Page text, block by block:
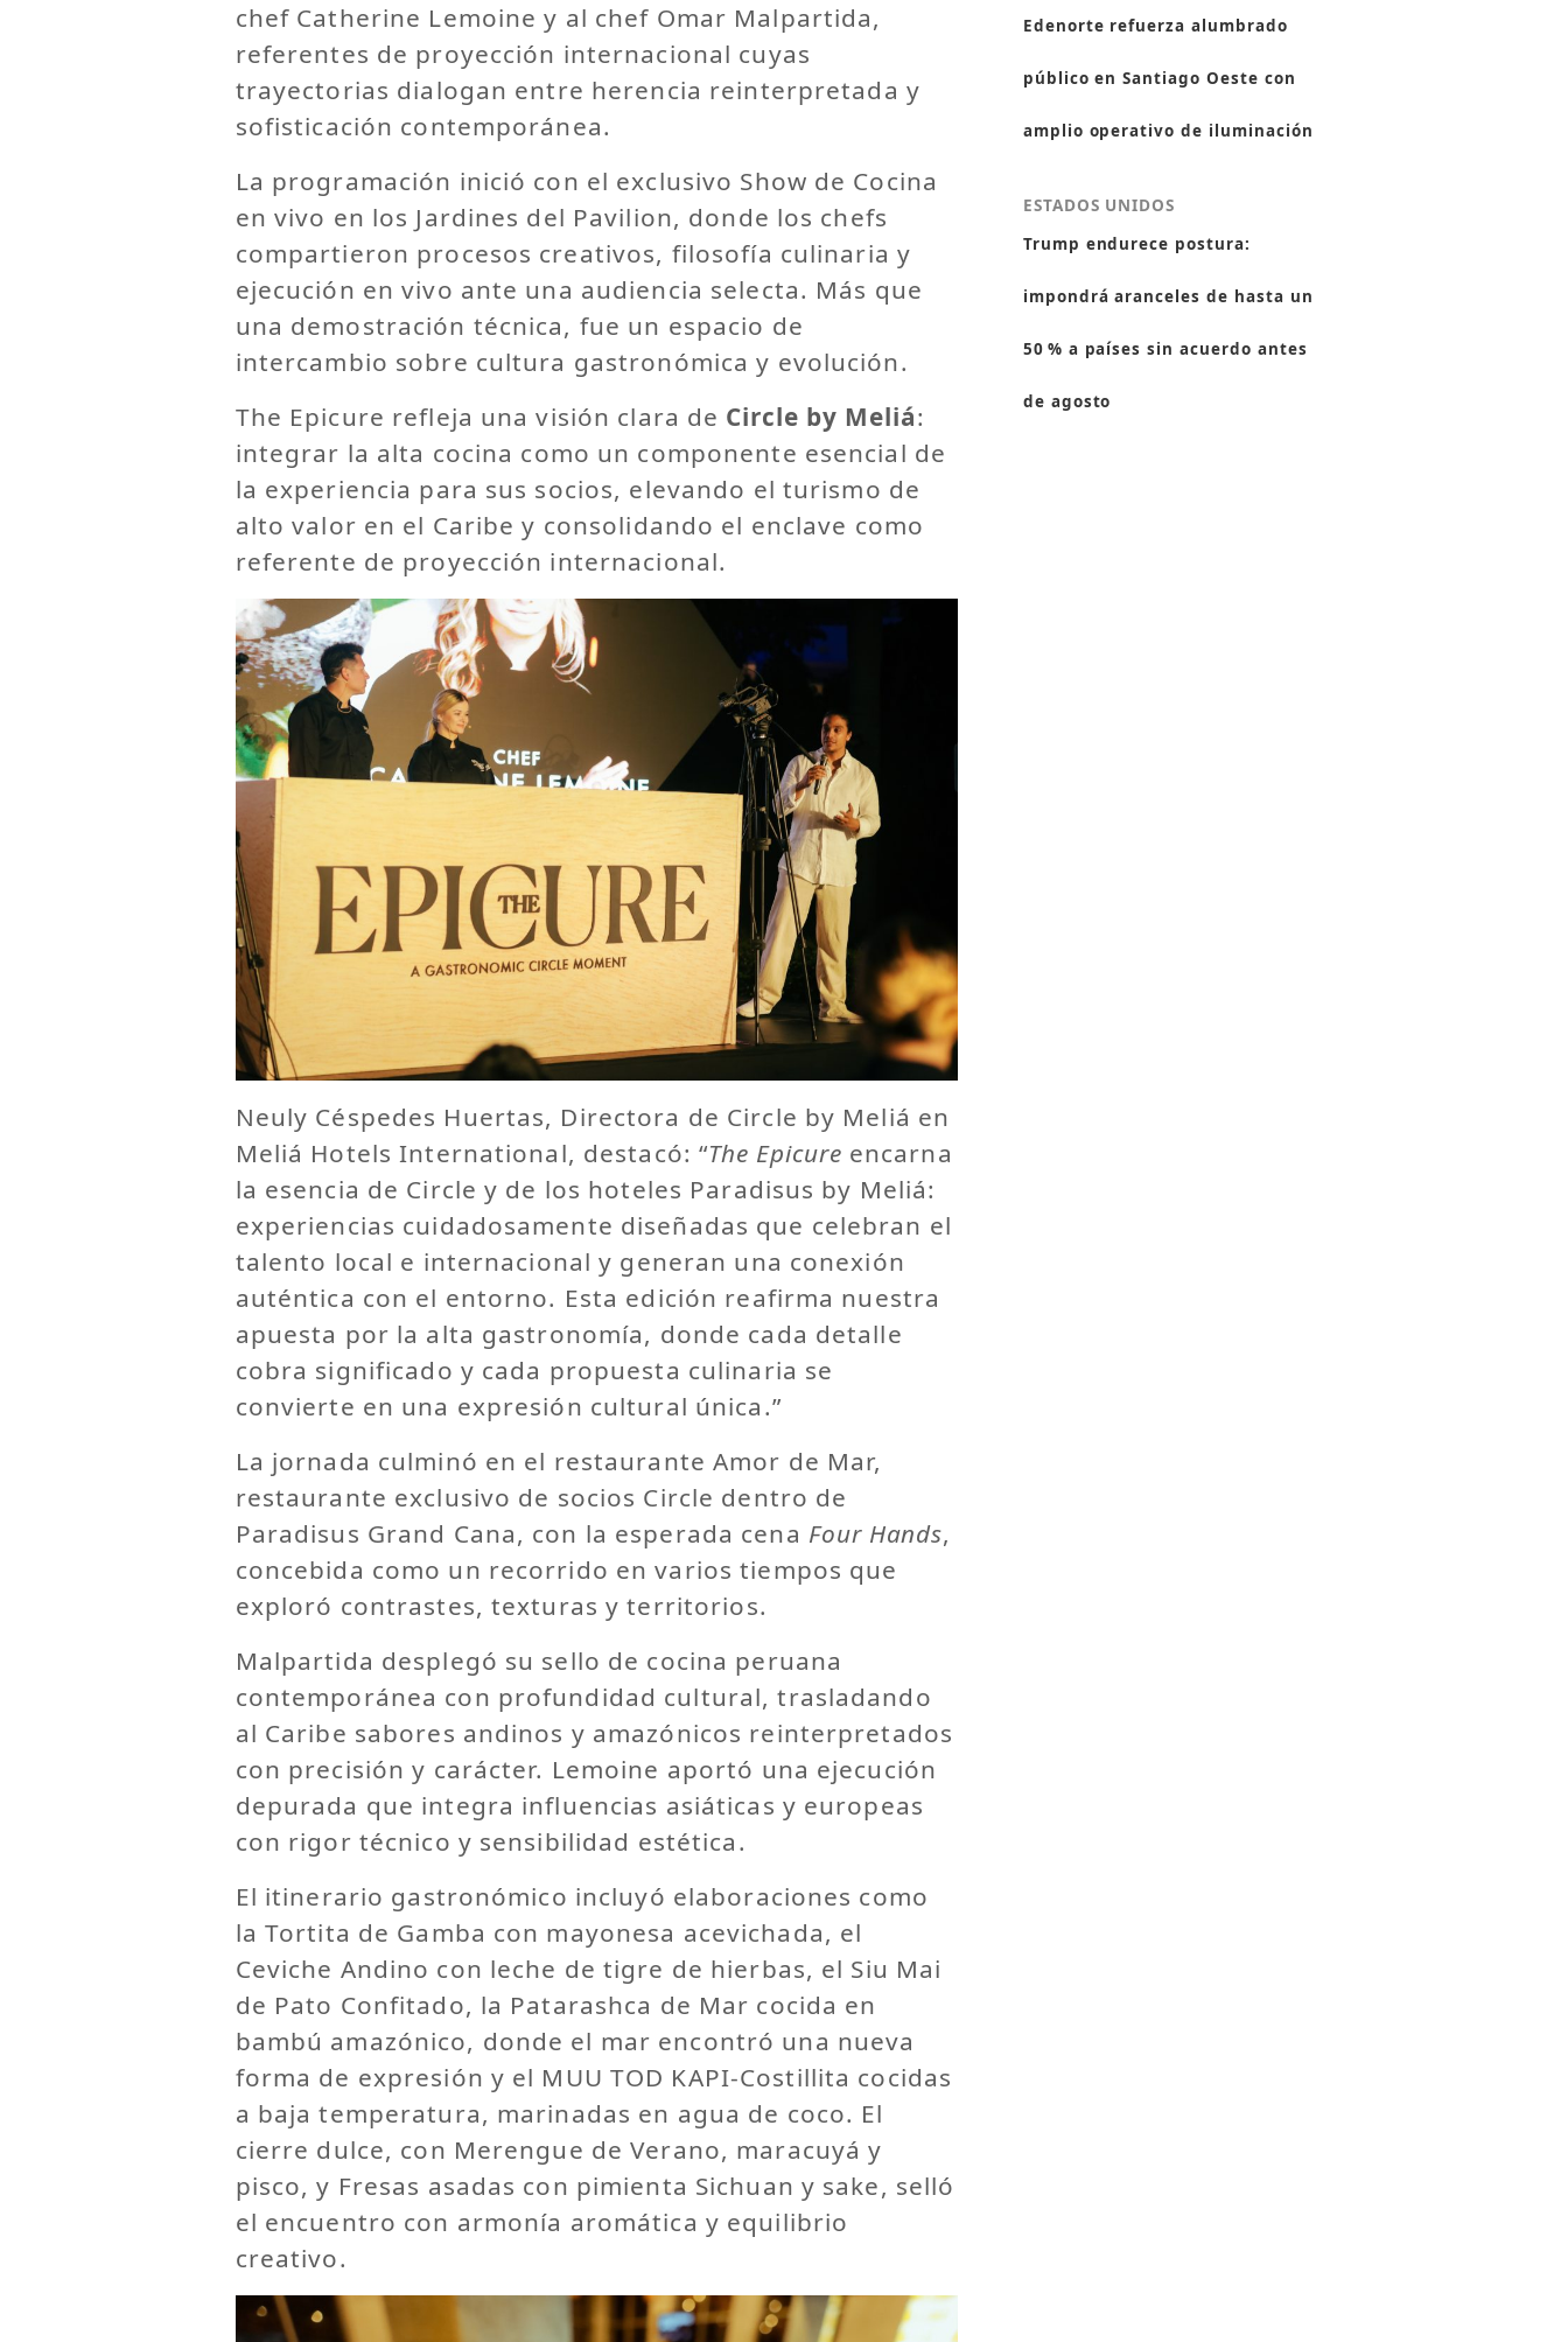
chef Catherine Lemoine y al chef Omar Malpartida,
referentes de proyección internacional cuyas
trayectorias dialogan entre herencia reinterpretada y
sofisticación contemporánea.
La programación inició con el exclusivo Show de Cocina
en vivo en los Jardines del Pavilion, donde los chefs
compartieron procesos creativos, filosofía culinaria y
ejecución en vivo ante una audiencia selecta. Más que
una demostración técnica, fue un espacio de
intercambio sobre cultura gastronómica y evolución.
The Epicure refleja una visión clara de Circle by Meliá:
integrar la alta cocina como un componente esencial de
la experiencia para sus socios, elevando el turismo de
alto valor en el Caribe y consolidando el enclave como
referente de proyección internacional.
Neuly Céspedes Huertas, Directora de Circle by Meliá en
Meliá Hotels International, destacó: “The Epicure encarna
la esencia de Circle y de los hoteles Paradisus by Meliá:
experiencias cuidadosamente diseñadas que celebran el
talento local e internacional y generan una conexión
auténtica con el entorno. Esta edición reafirma nuestra
apuesta por la alta gastronomía, donde cada detalle
cobra significado y cada propuesta culinaria se
convierte en una expresión cultural única.”
La jornada culminó en el restaurante Amor de Mar,
restaurante exclusivo de socios Circle dentro de
Paradisus Grand Cana, con la esperada cena Four Hands,
concebida como un recorrido en varios tiempos que
exploró contrastes, texturas y territorios.
Malpartida desplegó su sello de cocina peruana
contemporánea con profundidad cultural, trasladando
al Caribe sabores andinos y amazónicos reinterpretados
con precisión y carácter. Lemoine aportó una ejecución
depurada que integra influencias asiáticas y europeas
con rigor técnico y sensibilidad estética.
El itinerario gastronómico incluyó elaboraciones como
la Tortita de Gamba con mayonesa acevichada, el
Ceviche Andino con leche de tigre de hierbas, el Siu Mai
de Pato Confitado, la Patarashca de Mar cocida en
bambú amazónico, donde el mar encontró una nueva
forma de expresión y el MUU TOD KAPI-Costillita cocidas
a baja temperatura, marinadas en agua de coco. El
cierre dulce, con Merengue de Verano, maracuyá y
pisco, y Fresas asadas con pimienta Sichuan y sake, selló
el encuentro con armonía aromática y equilibrio
creativo.
Edenorte refuerza alumbrado
público en Santiago Oeste con
amplio operativo de iluminación
ESTADOS UNIDOS
Trump endurece postura:
impondrá aranceles de hasta un
50 % a países sin acuerdo antes
de agosto